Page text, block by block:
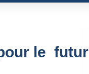
le futur